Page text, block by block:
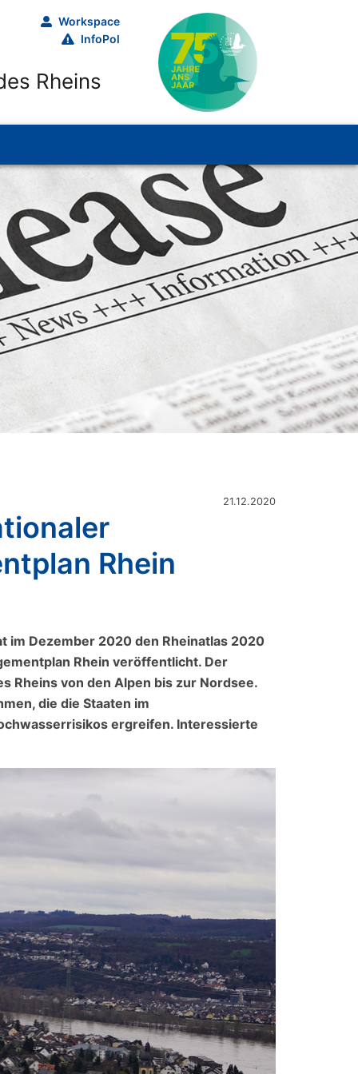
Workspace
InfoPol
Rheins
21.12.2020
Rhein
im Dezember 2020 den Rheinatlas 2020
Rhein veröffentlicht. Der
Rheins von den Alpen bis zur Nordsee.
die die Staaten im
ergreifen. Interessierte